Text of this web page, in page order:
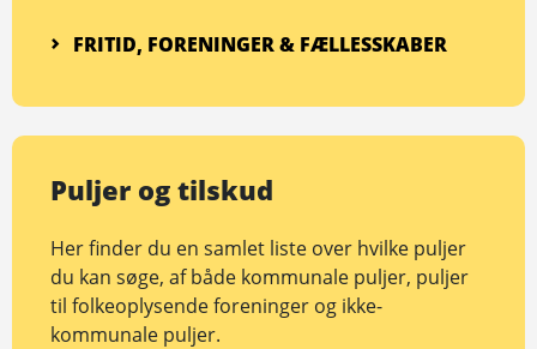
FRITID, FORENINGER & FÆLLES­SKABER
Puljer og tilskud
Her finder du en samlet liste over hvilke puljer
du kan søge, af både kommunale puljer, puljer
til folkeoplysende foreninger og ikke-
kommunale puljer.